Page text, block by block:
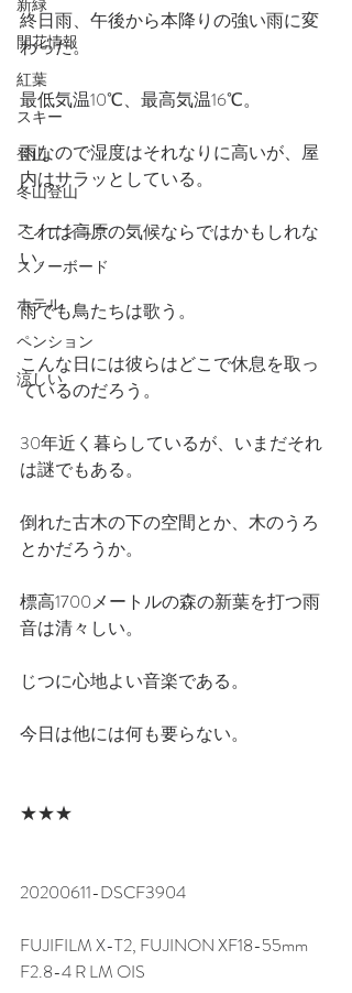
新緑
開花情報
紅葉
スキー
登山
冬山登山
スノーシュー
スノーボード
ホテル
ペンション
涼しい
終日雨、午後から本降りの強い雨に変
わった。
最低気温10℃、最高気温16℃。
雨なので湿度はそれなりに高いが、屋
内はサラッとしている。
これは高原の気候ならではかもしれな
い。
雨でも鳥たちは歌う。
こんな日には彼らはどこで休息を取っ
ているのだろう。
30年近く暮らしているが、いまだそれ
は謎でもある。
倒れた古木の下の空間とか、木のうろ
とかだろうか。
標高1700メートルの森の新葉を打つ雨
音は清々しい。
じつに心地よい音楽である。
今日は他には何も要らない。
★★★
20200611-DSCF3904
FUJIFILM X-T2, FUJINON XF18-55mm
F2.8-4 R LM OIS